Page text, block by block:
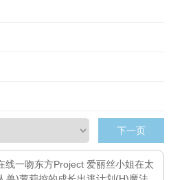
下一页
线一吻东方Project 爱丽丝小姐在太